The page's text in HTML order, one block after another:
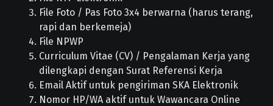
File Foto / Pas Foto 3x4 berwarna (harus terang,
rapi dan berkemeja)
File NPWP
Curriculum Vitae (CV) / Pengalaman Kerja yang
dilengkapi dengan Surat Referensi Kerja
Email Aktif untuk pengiriman SKA Elektronik
Nomor HP/WA aktif untuk Wawancara Online